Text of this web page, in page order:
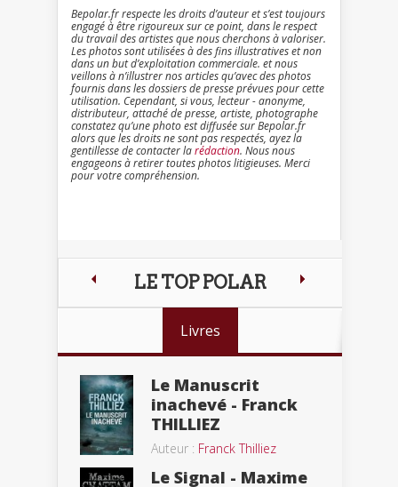
Bepolar.fr respecte les droits d’auteur et s’est toujours
engagé à être rigoureux sur ce point, dans le respect
du travail des artistes que nous cherchons à valoriser.
Les photos sont utilisées à des fins illustratives et non
dans un but d’exploitation commerciale. et nous
veillons à n’illustrer nos articles qu’avec des photos
fournis dans les dossiers de presse prévues pour cette
utilisation. Cependant, si vous, lecteur - anonyme,
distributeur, attaché de presse, artiste, photographe
constatez qu’une photo est diffusée sur Bepolar.fr
alors que les droits ne sont pas respectés, ayez la
gentillesse de contacter larédaction. Nous nous
engageons à retirer toutes photos litigieuses. Merci
pour votre compréhension.
LE TOP POLAR
Livres
Le Manuscrit
inachevé - Franck
THILLIEZ
Auteur : Franck Thilliez
Le Signal - Maxime